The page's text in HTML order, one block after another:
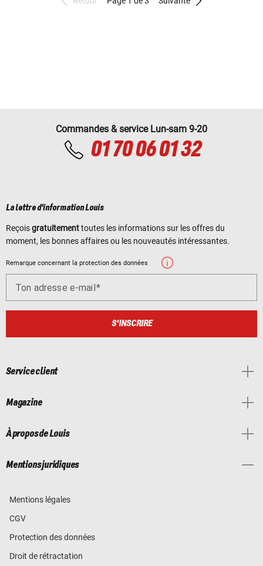
Commandes & service Lun-sam 9-20
01 70 06 01 32
La lettre d'information Louis
Reçoisgratuitementtoutes les informations sur les offres du
moment, les bonnes affaires ou les nouveautés intéressantes.
Remarque concernant la protection des données
Ton adresse e-mail
S'INSCRIRE
Service client
Magazine
À propos de Louis
Mentions juridiques
Mentions légales
CGV
Protection des données
Droit de rétractation